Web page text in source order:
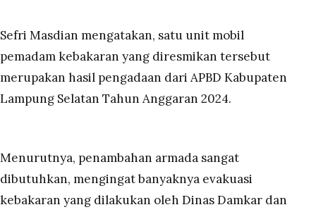
Sefri Masdian mengatakan, satu unit mobil
pemadam kebakaran yang diresmikan tersebut
merupakan hasil pengadaan dari APBD Kabupaten
Lampung Selatan Tahun Anggaran 2024.
Menurutnya, penambahan armada sangat
dibutuhkan, mengingat banyaknya evakuasi
kebakaran yang dilakukan oleh Dinas Damkar dan